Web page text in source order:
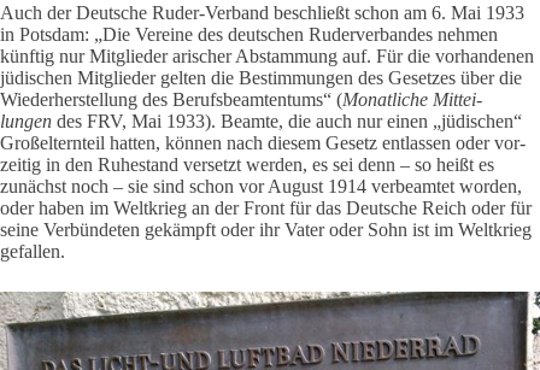
Auch der Deut­sche Ruder-Ver­band beschließt schon am 6. Mai 1933
in Potsdam: „Die Ver­eine des deut­schen Ruder­ver­bandes nehmen
künftig nur Mit­glieder ari­scher Abstam­mung auf. Für die vor­han­denen
jüdi­schen Mit­glieder gelten die Bestim­mungen des Gesetzes über die
Wie­der­her­stel­lung des Berufs­be­am­ten­tums“ (Monat­liche Mit­tei­
lungen des FRV, Mai 1933). Beamte, die auch nur einen „jüdi­schen“
Groß­el­tern­teil hatten, können nach diesem Gesetz ent­lassen oder vor­
zeitig in den Ruhe­stand ver­setzt werden, es sei denn – so heißt es
zunächst noch – sie sind schon vor August 1914 ver­be­amtet worden,
oder haben im Welt­krieg an der Front für das Deut­sche Reich oder für
seine Ver­bün­deten gekämpft oder ihr Vater oder Sohn ist im Welt­krieg
gefallen.